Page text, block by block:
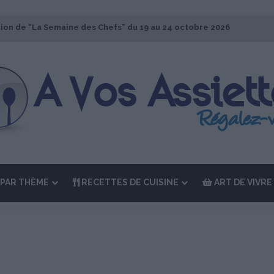
de “La Semaine des Chefs” du 19 au 24 octobre 2026
THÈME RECETTES DE CUISINE ART DE VIVRE